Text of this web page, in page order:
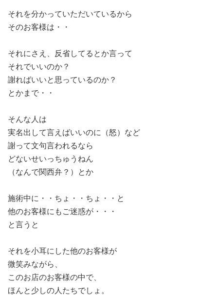
それを分かっていただいているから
そのお客様は・・
それにさえ、反省してるとか言って
それでいいのか？
謝ればいいと思っているのか？
とかまで・・
そんな人は
実名出して言えばいいのに（怒）など
謝って文句言われるなら
どないせいっちゅうねん
（なんで関西弁？）とか
施術中に・・ちょ・・ちょ・・と
他のお客様にもご迷惑が・・・
と言うと
それを小耳にした他のお客様が
微笑みながら、
このお店のお客様の中で、
ほんと少しの人たちでしょ。